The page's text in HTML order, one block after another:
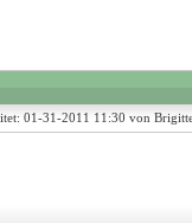
01-31-2011 11:30 von